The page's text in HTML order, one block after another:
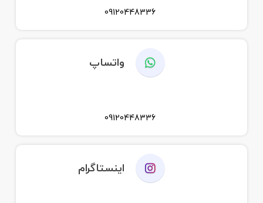
09120448336
واتساپ
09120448336
اینستاگرام